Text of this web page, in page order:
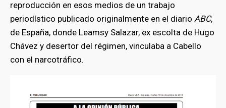
reproducción en esos medios de un trabajo
periodístico publicado originalmente en el diario ABC,
de España, donde Leamsy Salazar, ex escolta de Hugo
Chávez y desertor del régimen, vinculaba a Cabello
con el narcotráfico.